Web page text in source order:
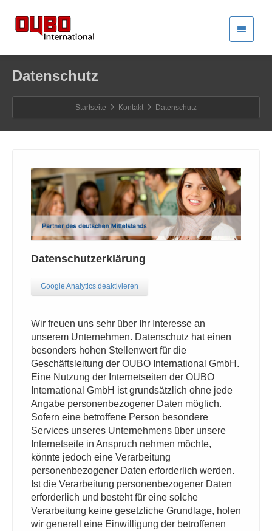
Datenschutz
Startseite Kontakt Datenschutz
Datenschutzerklärung
Google Analytics deaktivieren
Wir freuen uns sehr über Ihr Interesse an
unserem Unternehmen. Datenschutz hat einen
besonders hohen Stellenwert für die
Geschäftsleitung der OUBO International GmbH.
Eine Nutzung der Internetseiten der OUBO
International GmbH ist grundsätzlich ohne jede
Angabe personenbezogener Daten möglich.
Sofern eine betroffene Person besondere
Services unseres Unternehmens über unsere
Internetseite in Anspruch nehmen möchte,
könnte jedoch eine Verarbeitung
personenbezogener Daten erforderlich werden.
Ist die Verarbeitung personenbezogener Daten
erforderlich und besteht für eine solche
Verarbeitung keine gesetzliche Grundlage, holen
wir generell eine Einwilligung der betroffenen